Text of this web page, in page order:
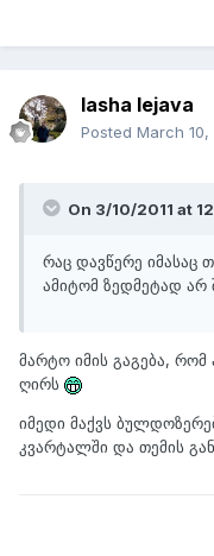
lasha lejava
Posted March 10,
On 3/10/2011 at
რაც დავწერე იმასაც
ამიტომ ზედმეტად არ
მარტო იმის გაგება,
ღირს
იმედი მაქვს
კვარტალში და თემის